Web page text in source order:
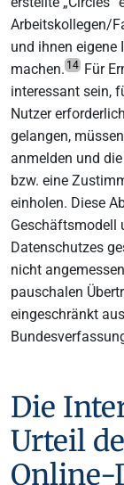
Arbeitskollegen/
und ihnen
machen. 14 Für
interessant sein,
Nutzer
gelangen,
anmelden und
bzw. eine
einholen. Diese
Geschäftsmodell
Datenschutzes
nicht
pauschalen
eingeschränkt
Die
Urteil
Online-